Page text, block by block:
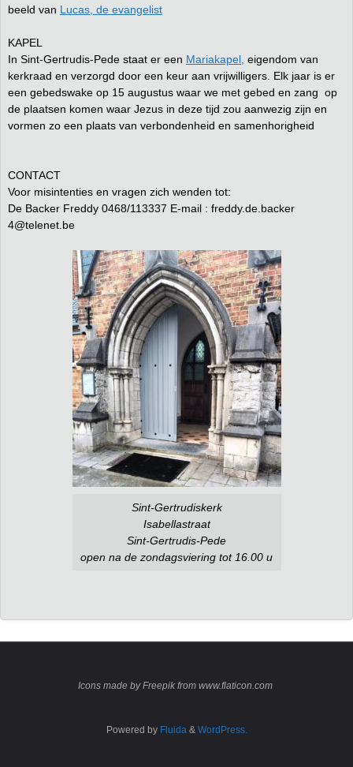
beeld van Lucas, de evangelist
KAPEL
In Sint-Gertrudis-Pede staat er een Mariakapel, eigendom van
kerkraad en verzorgd door een keur aan vrijwilligers. Elk jaar is er
een gebedswake op 15 augustus waar we met gebed en zang op
de plaatsen komen waar Jezus in deze tijd zou aanwezig zijn en
vormen zo een plaats van verbondenheid en samenhorigheid
CONTACT
Voor misintenties en vragen zich wenden tot:
De Backer Freddy 0468/113337 E-mail : freddy.de.backer
4@telenet.be
Sint-Gertrudiskerk
Isabellastraat
Sint-Gertrudis-Pede
open na de zondagsviering tot 16.00 u
Icons made by Freepik from www.flaticon.com
Powered byFluida & WordPress.